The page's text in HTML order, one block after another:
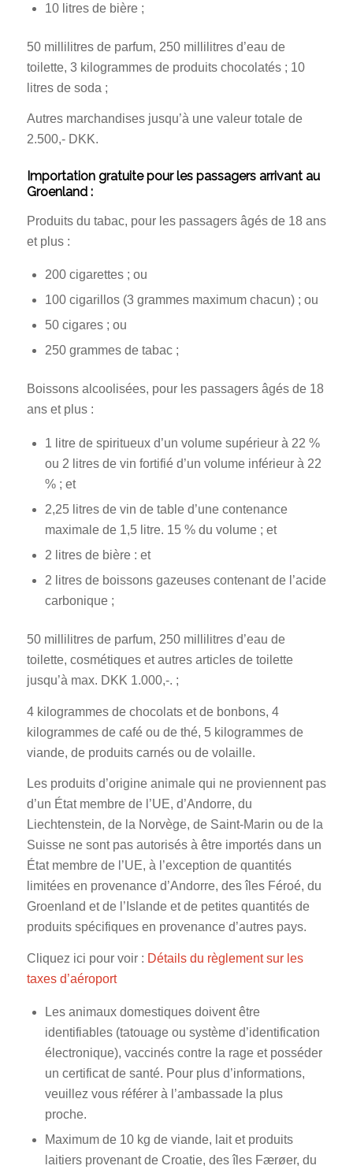
10 litres de bière ;
50 millilitres de parfum, 250 millilitres d’eau de
toilette, 3 kilogrammes de produits chocolatés ; 10
litres de soda ;
Autres marchandises jusqu’à une valeur totale de
2.500,- DKK.
Importation gratuite pour les passagers arrivant au
Groenland :
Produits du tabac, pour les passagers âgés de 18 ans
et plus :
200 cigarettes ; ou
100 cigarillos (3 grammes maximum chacun) ; ou
50 cigares ; ou
250 grammes de tabac ;
Boissons alcoolisées, pour les passagers âgés de 18
ans et plus :
1 litre de spiritueux d’un volume supérieur à 22 %
ou 2 litres de vin fortifié d’un volume inférieur à 22
% ; et
2,25 litres de vin de table d’une contenance
maximale de 1,5 litre. 15 % du volume ; et
2 litres de bière : et
2 litres de boissons gazeuses contenant de l’acide
carbonique ;
50 millilitres de parfum, 250 millilitres d’eau de
toilette, cosmétiques et autres articles de toilette
jusqu’à max. DKK 1.000,-. ;
4 kilogrammes de chocolats et de bonbons, 4
kilogrammes de café ou de thé, 5 kilogrammes de
viande, de produits carnés ou de volaille.
Les produits d’origine animale qui ne proviennent pas
d’un État membre de l’UE, d’Andorre, du
Liechtenstein, de la Norvège, de Saint-Marin ou de la
Suisse ne sont pas autorisés à être importés dans un
État membre de l’UE, à l’exception de quantités
limitées en provenance d’Andorre, des îles Féroé, du
Groenland et de l’Islande et de petites quantités de
produits spécifiques en provenance d’autres pays.
Cliquez ici pour voir : Détails du règlement sur les
taxes d’aéroport
Les animaux domestiques doivent être
identifiables (tatouage ou système d’identification
électronique), vaccinés contre la rage et posséder
un certificat de santé. Pour plus d’informations,
veuillez vous référer à l’ambassade la plus
proche.
Maximum de 10 kg de viande, lait et produits
laitiers provenant de Croatie, des îles Færøer, du